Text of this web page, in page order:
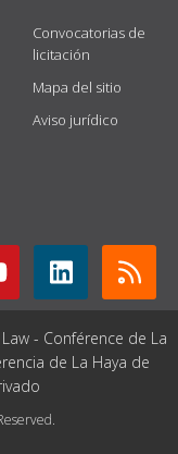
Convocatorias de
licitación
Mapa del sitio
Aviso jurídico
- Conférence de La
de La Haya de